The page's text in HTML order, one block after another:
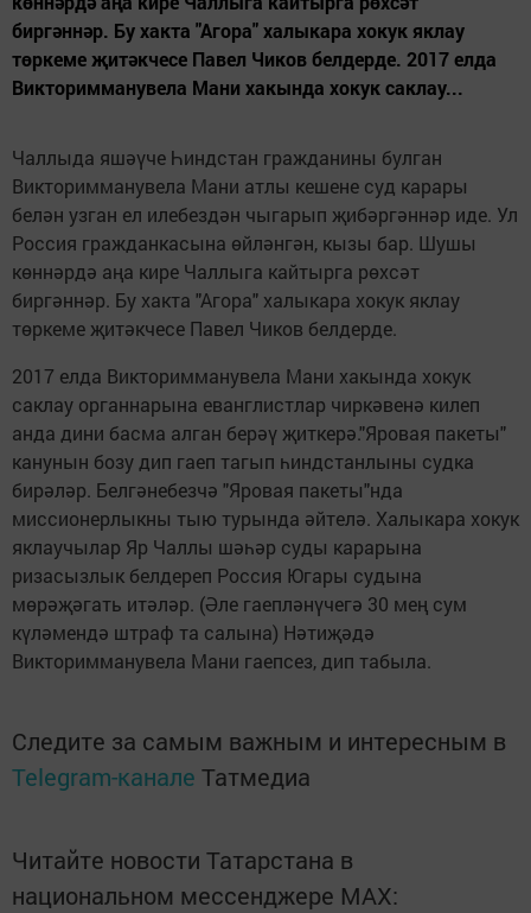
биргәннәр. Бу хакта "Агора" халыкара хокук яклау
төркеме җитәкчесе Павел Чиков белдерде. 2017 елда
Викторимманувела Мани хакында хокук саклау...
Чаллыда яшәүче Һиндстан гражданины булган
Викторимманувела Мани атлы кешене суд карары
белән узган ел илебездән чыгарып җибәргәннәр иде. Ул
Россия гражданкасына өйләнгән, кызы бар. Шушы
көннәрдә аңа кире Чаллыга кайтырга рөхсәт
биргәннәр. Бу хакта "Агора" халыкара хокук яклау
төркеме җитәкчесе Павел Чиков белдерде.
2017 елда Викторимманувела Мани хакында хокук
саклау органнарына еванглистлар чиркәвенә килеп
анда дини басма алган берәү җиткерә."Яровая пакеты"
канунын бозу дип гаеп тагып һиндстанлыны судка
бирәләр. Белгәнебезчә "Яровая пакеты"нда
миссионерлыкны тыю турында әйтелә. Халыкара хокук
яклаучылар Яр Чаллы шәһәр суды карарына
ризасызлык белдереп Россия Югары судына
мөрәҗәгать итәләр. (Әле гаепләнүчегә 30 мең сум
күләмендә штраф та салына) Нәтиҗәдә
Викторимманувела Мани гаепсез, дип табыла.
Следите за самым важным и интересным в
Telegram-канале Татмедиа
Читайте новости Татарстана в
национальном мессенджере MАХ: